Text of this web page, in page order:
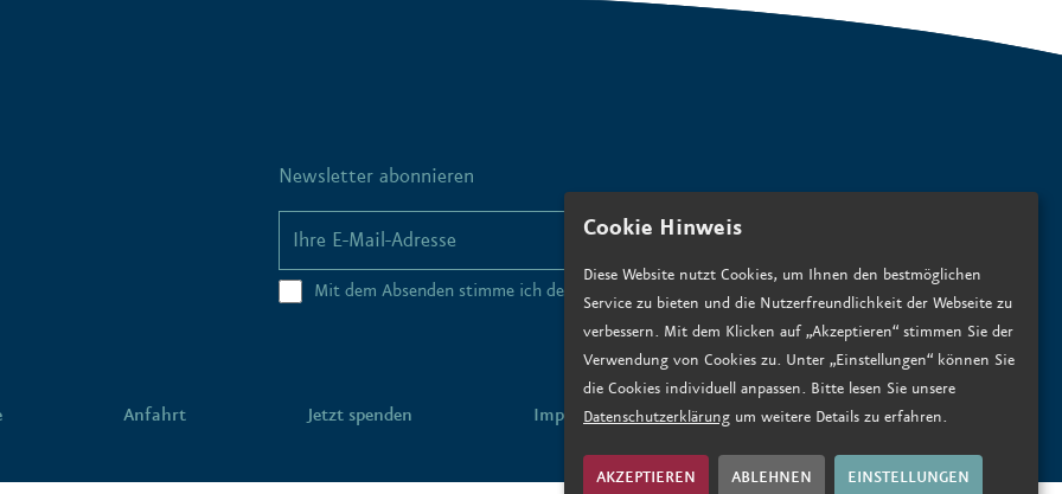
Cookie Hinweis
Diese Website nutzt Cookies, um Ihnen den bestmöglichen
Service zu bieten und die Nutzerfreundlichkeit der Webseite zu
verbessern. Mit dem Klicken auf „Akzeptieren“ stimmen Sie der
Verwendung von Cookies zu. Unter „Einstellungen“ können Sie
die Cookies individuell anpassen. Bitte lesen Sie unsere
Datenschutzerklärung um weitere Details zu erfahren.
AKZEPTIEREN ABLEHNEN EINSTELLUNGEN
Newsletter abonnieren
Mit dem Absenden stimme ich den Datenschutzbedingungen zu
Anfahrt Jetzt spenden Impressum Datenschutz